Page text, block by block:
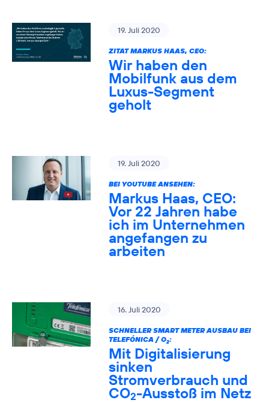
19. Juli 2020
ZITAT MARKUS HAAS, CEO:
Wir haben den
Mobilfunk aus dem
Luxus-Segment
geholt
19. Juli 2020
BEI YOUTUBE ANSEHEN:
Markus Haas, CEO:
Vor 22 Jahren habe
ich im Unternehmen
angefangen zu
arbeiten
16. Juli 2020
SCHNELLER SMART METER AUSBAU BEI
TELEFÓNICA / O2:
Mit Digitalisierung
sinken
Stromverbrauch und
CO2-Ausstoß im Netz